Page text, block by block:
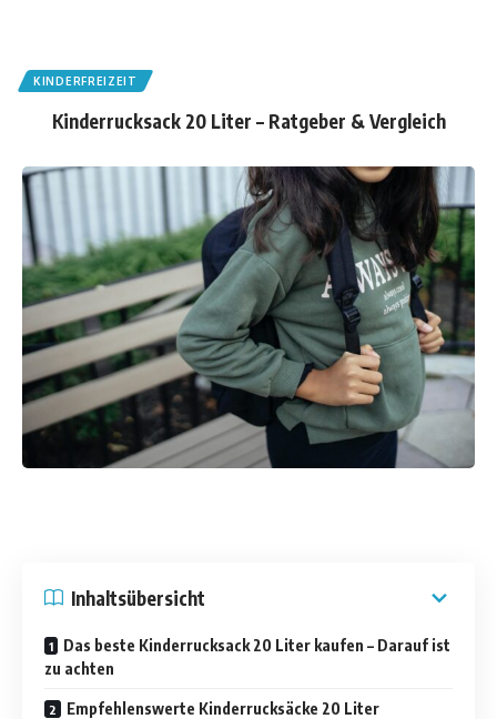
KINDERFREIZEIT
Kinderrucksack 20 Liter – Ratgeber & Vergleich
Inhaltsübersicht
Das beste Kinderrucksack 20 Liter kaufen – Darauf ist
zu achten
Empfehlenswerte Kinderrucksäcke 20 Liter